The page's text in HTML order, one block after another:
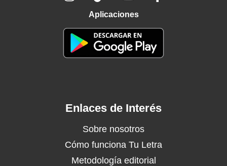
Aplicaciones
Enlaces de Interés
Sobre nosotros
Cómo funciona Tu Letra
Metodología editorial